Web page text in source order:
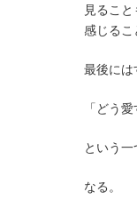
見ること
感じるこ
最後には
「どう愛
という
なる。